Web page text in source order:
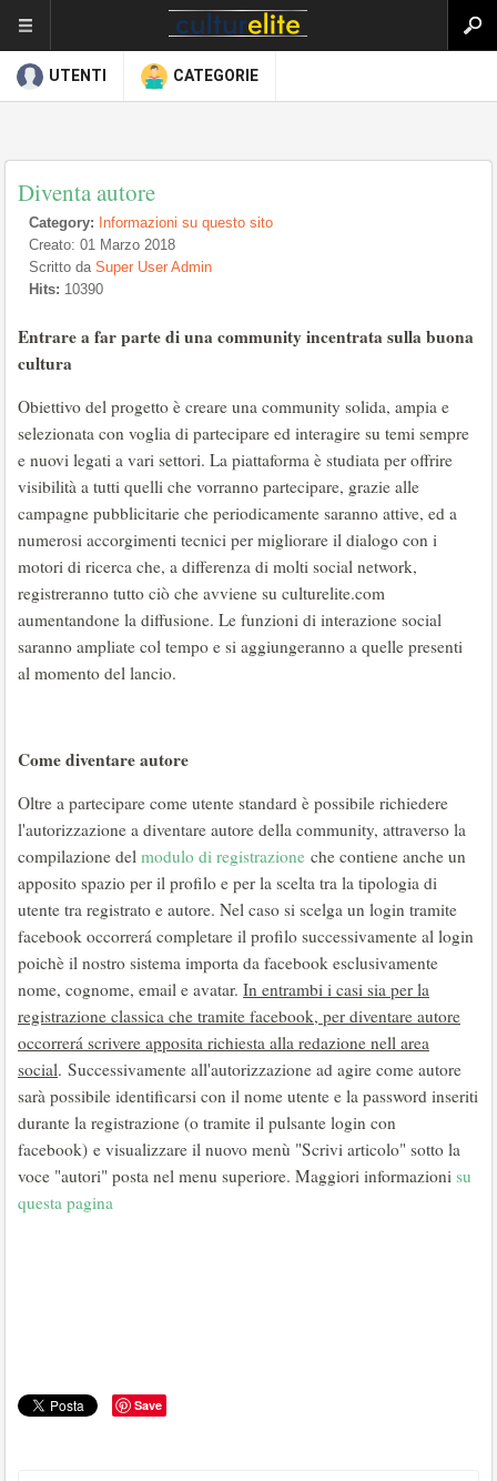
UTENTI CATEGORIE
Diventa autore
Category: Informazioni su questo sito
Creato: 01 Marzo 2018
Scritto da Super User Admin
Hits: 10390
Entrare a far parte di una community incentrata sulla buona
cultura
Obiettivo del progetto è creare una community solida, ampia e
selezionata con voglia di partecipare ed interagire su temi sempre
e nuovi legati a vari settori. La piattaforma è studiata per offrire
visibilità a tutti quelli che vorranno partecipare, grazie alle
campagne pubblicitarie che periodicamente saranno attive, ed a
numerosi accorgimenti tecnici per migliorare il dialogo con i
motori di ricerca che, a differenza di molti social network,
registreranno tutto ciò che avviene su culturelite.com
aumentandone la diffusione. Le funzioni di interazione social
saranno ampliate col tempo e si aggiungeranno a quelle presenti
al momento del lancio.
Come diventare autore
Oltre a partecipare come utente standard è possibile richiedere
l'autorizzazione a diventare autore della community, attraverso la
compilazione del modulo di registrazione che contiene anche un
apposito spazio per il profilo e per la scelta tra la tipologia di
utente tra registrato e autore. Nel caso si scelga un login tramite
facebook occorrerá completare il profilo successivamente al login
poichè il nostro sistema importa da facebook esclusivamente
nome, cognome, email e avatar. In entrambi i casi sia per la
registrazione classica che tramite facebook, per diventare autore
occorrerá scrivere apposita richiesta alla redazione nell area
social. Successivamente all'autorizzazione ad agire come autore
sarà possibile identificarsi con il nome utente e la password inseriti
durante la registrazione (o tramite il pulsante login con
facebook) e visualizzare il nuovo menù "Scrivi articolo" sotto la
voce "autori" posta nel menu superiore. Maggiori informazioni su
questa pagina
Save